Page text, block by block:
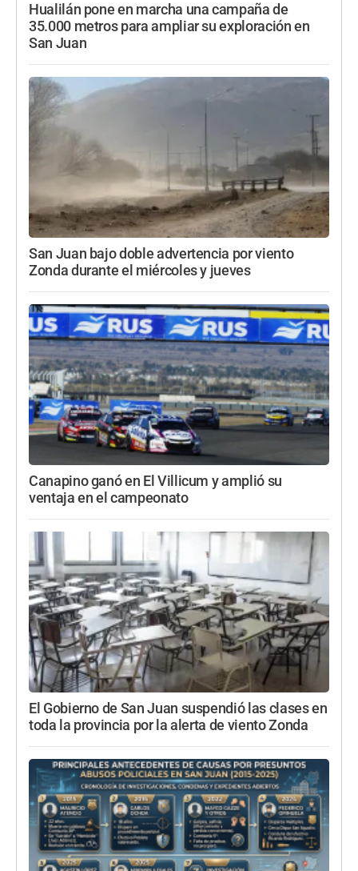
Hualilán pone en marcha una campaña de
35.000 metros para ampliar su exploración en
San Juan
San Juan bajo doble advertencia por viento
Zonda durante el miércoles y jueves
Canapino ganó en El Villicum y amplió su
ventaja en el campeonato
El Gobierno de San Juan suspendió las clases en
toda la provincia por la alerta de viento Zonda